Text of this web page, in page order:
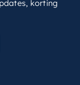
korting